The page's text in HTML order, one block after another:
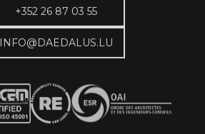
+352 26 87 03 55
INFO@DAEDALUS.LU